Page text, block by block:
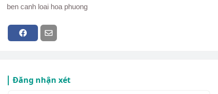
ben canh loai hoa phuong
Đăng nhận xét